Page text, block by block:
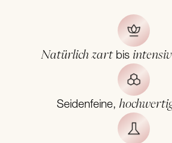
Natürlich zartbis
Seidenfeine,